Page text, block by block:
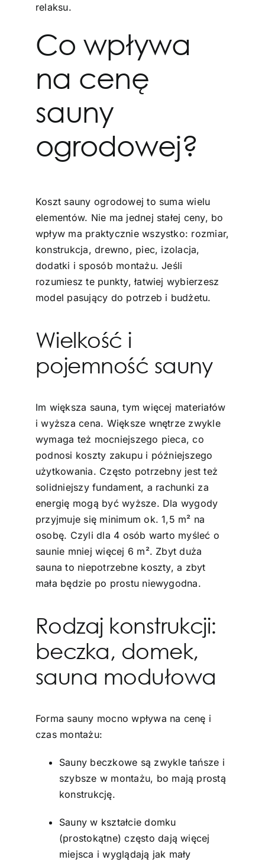
relaksu.
Co wpływa
na cenę
sauny
ogrodowej?
Koszt sauny ogrodowej to suma wielu
elementów. Nie ma jednej stałej ceny, bo
wpływ ma praktycznie wszystko: rozmiar,
konstrukcja, drewno, piec, izolacja,
dodatki i sposób montażu. Jeśli
rozumiesz te punkty, łatwiej wybierzesz
model pasujący do potrzeb i budżetu.
Wielkość i
pojemność sauny
Im większa sauna, tym więcej materiałów
i wyższa cena. Większe wnętrze zwykle
wymaga też mocniejszego pieca, co
podnosi koszty zakupu i późniejszego
użytkowania. Często potrzebny jest też
solidniejszy fundament, a rachunki za
energię mogą być wyższe. Dla wygody
przyjmuje się minimum ok. 1,5 m² na
osobę. Czyli dla 4 osób warto myśleć o
saunie mniej więcej 6 m². Zbyt duża
sauna to niepotrzebne koszty, a zbyt
mała będzie po prostu niewygodna.
Rodzaj konstrukcji:
beczka, domek,
sauna modułowa
Forma sauny mocno wpływa na cenę i
czas montażu:
Sauny beczkowe są zwykle tańsze i
szybsze w montażu, bo mają prostą
konstrukcję.
Sauny w kształcie domku
(prostokątne) często dają więcej
miejsca i wyglądają jak mały